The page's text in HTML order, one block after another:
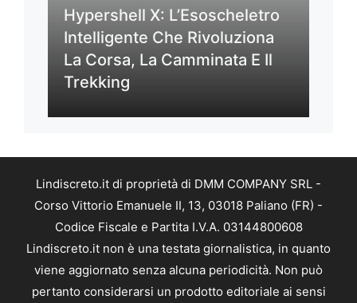
Hypershell X: L’Esoscheletro
Intelligente Che Rivoluziona
La Corsa, La Camminata E Il
Trekking
Lindiscreto.it di proprietà di DMM COMPANY SRL -
Corso Vittorio Emanuele II, 13, 03018 Paliano (FR) -
Codice Fiscale e Partita I.V.A. 03144800608
Lindiscreto.it non è una testata giornalistica, in quanto
viene aggiornato senza alcuna periodicità. Non può
pertanto considerarsi un prodotto editoriale ai sensi